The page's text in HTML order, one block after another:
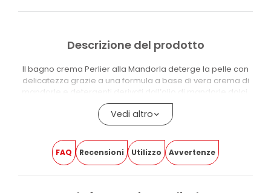
Descrizione del prodotto
Il bagno crema Perlier alla Mandorla deterge la pelle con
delicatezza grazie a una formula a base di vera crema di
mandorle e detergenti derivati dall’olio di mandorle dolci.
La texture cremosa avvolge la pelle durante bagno o
doccia, lasciandola morbida, liscia e piacevolmente
protetta dopo il risciacquo.
L’olio di mandorle dolci è indicato dal fornitore per le sue
proprietà emollienti, nutrienti e lenitive. La formula è senza
Vedi altro
FAQ Recensioni Utilizzo Avvertenze